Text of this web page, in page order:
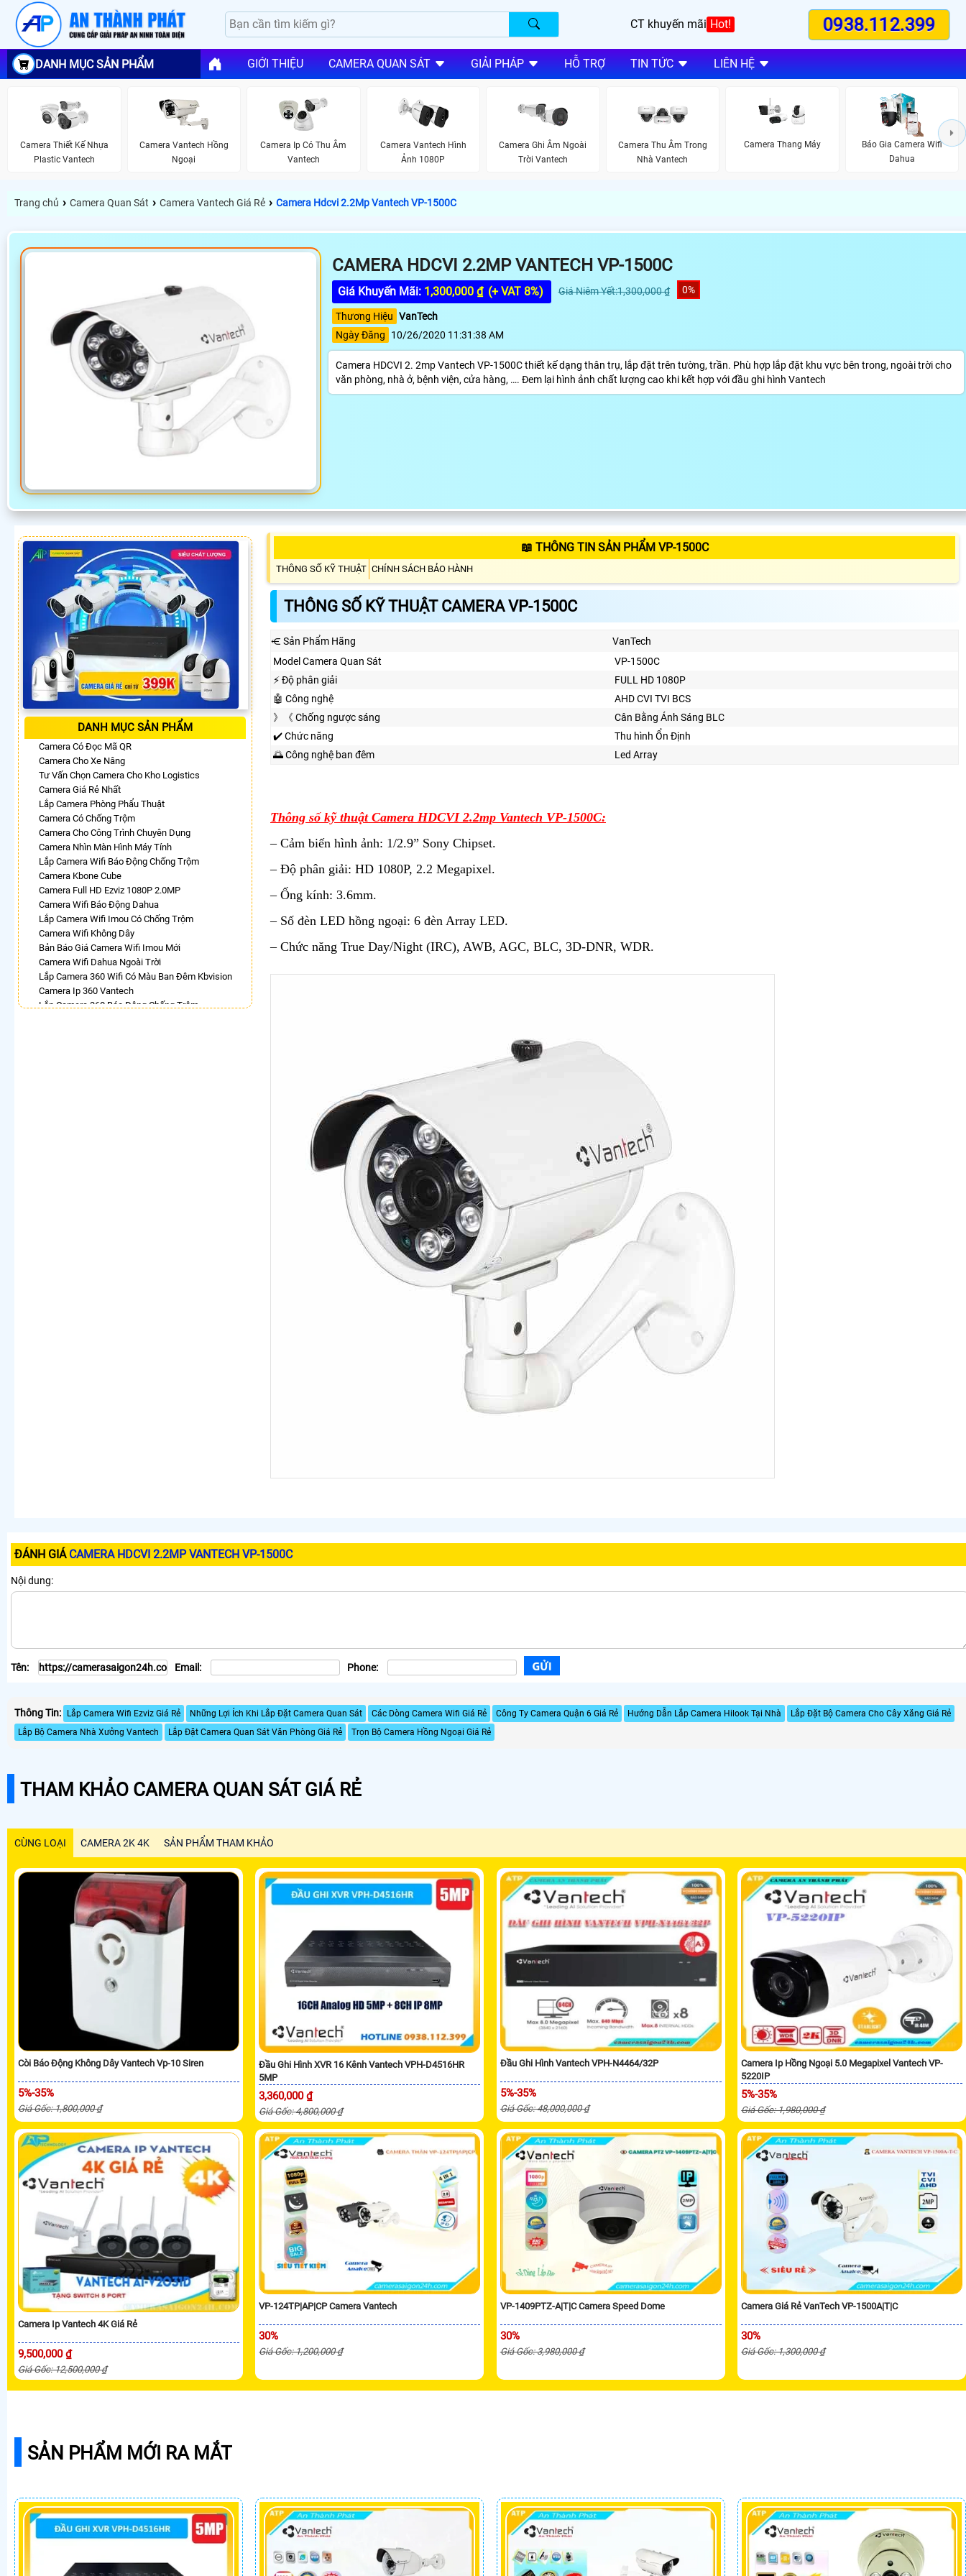
CT khuyến mãi Hot! 0938.112.399
DANH MỤC SẢN PHẨM GIỚI THIỆU CAMERA QUAN SÁT GIẢI PHÁP HỖ TRỢ TIN TỨC LIÊN HỆ
Camera Thiết Kế Nhựa
Plastic Vantech
Camera Vantech Hồng
Ngoại
Camera Ip Có Thu Âm
Vantech
Camera Vantech Hình
Ảnh 1080P
Camera Ghi Âm Ngoài
Trời Vantech
Camera Thu Âm Trong
Nhà Vantech
Camera Thang Máy
Báo Gia Camera Wifi
Dahua
Trang chủ › Camera Quan Sát › Camera Vantech Giá Rẻ › Camera Hdcvi 2.2Mp Vantech VP-1500C
CAMERA HDCVI 2.2MP VANTECH VP-1500C
Giá Khuyến Mãi: 1,300,000 ₫ (+ VAT 8%) Giá Niêm Yết:1,300,000 ₫ 0%
Thương Hiệu VanTech
Ngày Đăng
10/26/2020 11:31:38 AM
Camera HDCVI 2. 2mp Vantech VP-1500C thiết kế dạng thân trụ, lắp đặt trên tường, trần. Phù hợp lắp đặt khu vực bên trong, ngoài trời cho
văn phòng, nhà ở, bệnh viện, cửa hàng, …. Đem lại hình ảnh chất lượng cao khi kết hợp với đầu ghi hình Vantech
DANH MỤC SẢN PHẨM
Camera Có Đọc Mã QR
Camera Cho Xe Nâng
Tư Vấn Chọn Camera Cho Kho Logistics
Camera Giá Rẻ Nhất
Lắp Camera Phòng Phẩu Thuật
Camera Có Chống Trộm
Camera Cho Công Trình Chuyên Dụng
Camera Nhìn Màn Hình Máy Tính
Lắp Camera Wifi Báo Động Chống Trộm
Camera Kbone Cube
Camera Full HD Ezviz 1080P 2.0MP
Camera Wifi Báo Động Dahua
Lắp Camera Wifi Imou Có Chống Trộm
Camera Wifi Không Dây
Bản Báo Giá Camera Wifi Imou Mới
Camera Wifi Dahua Ngoài Trời
Lắp Camera 360 Wifi Có Màu Ban Đêm Kbvision
Camera Ip 360 Vantech
Lắp Camera 360 Báo Động Chống Trộm
📖 THÔNG TIN SẢN PHẨM VP-1500C
THÔNG SỐ KỸ THUẬT CHÍNH SÁCH BẢO HÀNH
THÔNG SỐ KỸ THUẬT CAMERA VP-1500C
⥺ Sản Phẩm Hãng
VanTech
Model Camera Quan Sát
VP-1500C
️⚡ Độ phân giải
FULL HD 1080P
🤖️ Công nghệ
AHD CVI TVI BCS
》《 Chống ngược sáng
Cân Bằng Ánh Sáng BLC
✔️ Chức năng
Thu hình Ổn Định
🌅 Công nghệ ban đêm
Led Array
Thông số kỹ thuật Camera HDCVI 2.2mp Vantech VP-1500C:
– Cảm biến hình ảnh: 1/2.9” Sony Chipset.
– Độ phân giải: HD 1080P, 2.2 Megapixel.
– Ống kính: 3.6mm.
– Số đèn LED hồng ngoại: 6 đèn Array LED.
– Chức năng True Day/Night (IRC), AWB, AGC, BLC, 3D-DNR, WDR.
ĐÁNH GIÁ CAMERA HDCVI 2.2MP VANTECH VP-1500C
Nội dung:
Tên: Email: Phone:
Thông Tin: Lắp Camera Wifi Ezviz Giá Rẻ Những Lợi Ích Khi Lắp Đặt Camera Quan Sát Các Dòng Camera Wifi Giá Rẻ Công Ty Camera Quận 6 Giá Rẻ Hướng Dẫn Lắp Camera Hilook Tại Nhà
Lắp Đặt Bộ Camera Cho Cây Xăng Giá Rẻ
Lắp Bộ Camera Nhà Xưởng Vantech
Lắp Đặt Camera Quan Sát Văn Phòng Giá Rẻ Trọn Bộ Camera Hồng Ngoại Giá Rẻ
THAM KHẢO CAMERA QUAN SÁT GIÁ RẺ
CÙNG LOẠI CAMERA 2K 4K SẢN PHẨM THAM KHẢO
Còi Báo Động Không Dây Vantech Vp-10 Siren
5%-35%
Giá Gốc: 1,800,000 ₫
Đầu Ghi Hình XVR 16 Kênh Vantech VPH-D4516HR
5MP
3,360,000 ₫
Giá Gốc: 4,800,000 ₫
Đầu Ghi Hình Vantech VPH-N4464/32P
5%-35%
Giá Gốc: 48,000,000 ₫
Camera Ip Hồng Ngoại 5.0 Megapixel Vantech VP-
5220IP
5%-35%
Giá Gốc: 1,980,000 ₫
Camera Ip Vantech 4K Giá Rẻ
9,500,000 ₫
Giá Gốc: 12,500,000 ₫
VP-124TP|AP|CP Camera Vantech
30%
Giá Gốc: 1,200,000 ₫
VP-1409PTZ-A|T|C Camera Speed Dome
30%
Giá Gốc: 3,980,000 ₫
Camera Giá Rẻ VanTech VP-1500A|T|C
30%
Giá Gốc: 1,300,000 ₫
SẢN PHẨM MỚI RA MẮT